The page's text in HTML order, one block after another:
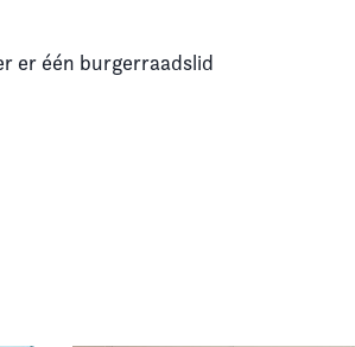
er één burgerraadslid